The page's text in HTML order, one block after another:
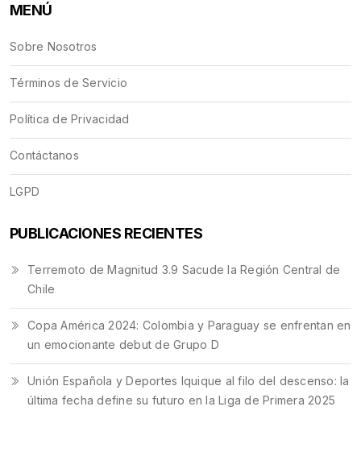
MENÚ
Sobre Nosotros
Términos de Servicio
Política de Privacidad
Contáctanos
LGPD
PUBLICACIONES RECIENTES
Terremoto de Magnitud 3.9 Sacude la Región Central de
Chile
Copa América 2024: Colombia y Paraguay se enfrentan en
un emocionante debut de Grupo D
Unión Española y Deportes Iquique al filo del descenso: la
última fecha define su futuro en la Liga de Primera 2025